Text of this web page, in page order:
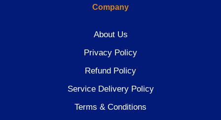
Company
About Us
Privacy Policy
Refund Policy
Service Delivery Policy
Terms & Conditions